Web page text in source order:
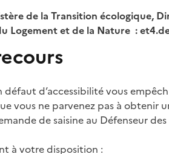
de la Transition écologique,
Logement et de la Nature :
défaut d’accessibilité vous
vous ne parvenez pas à
de saisine au Défenseur
à votre disposition :